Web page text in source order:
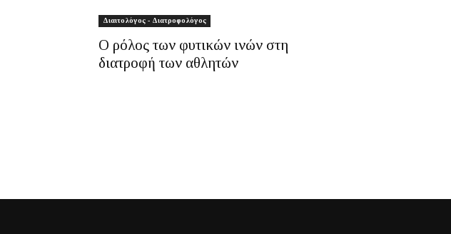
Διαιτολόγος - Διατροφολόγος
Ο ρόλος των φυτικών ινών στη
διατροφή των αθλητών